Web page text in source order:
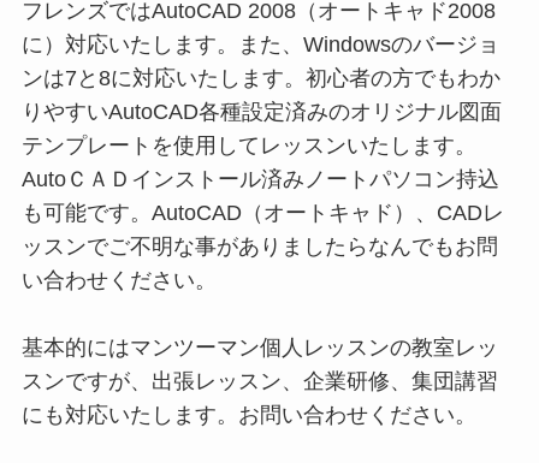
フレンズではAutoCAD 2008（オートキャド2008
に）対応いたします。また、Windowsのバージョ
ンは7と8に対応いたします。初心者の方でもわか
りやすいAutoCAD各種設定済みのオリジナル図面
テンプレートを使用してレッスンいたします。
AutoＣＡＤインストール済みノートパソコン持込
も可能です。AutoCAD（オートキャド）、CADレ
ッスンでご不明な事がありましたらなんでもお問
い合わせください。
基本的にはマンツーマン個人レッスンの教室レッ
スンですが、出張レッスン、企業研修、集団講習
にも対応いたします。お問い合わせください。